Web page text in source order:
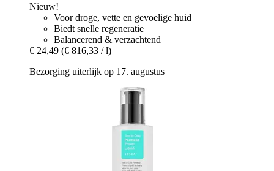
Nieuw!
Voor droge, vette en gevoelige huid
Biedt snelle regeneratie
Balancerend & verzachtend
€ 24,49 (€ 816,33 / l)
Bezorging uiterlijk op 17. augustus